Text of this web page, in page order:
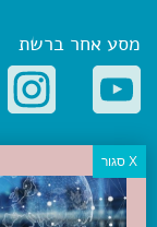
מסע אחר ברשת
קטגוריות פופולריות
יעדים
טיולים בישראל